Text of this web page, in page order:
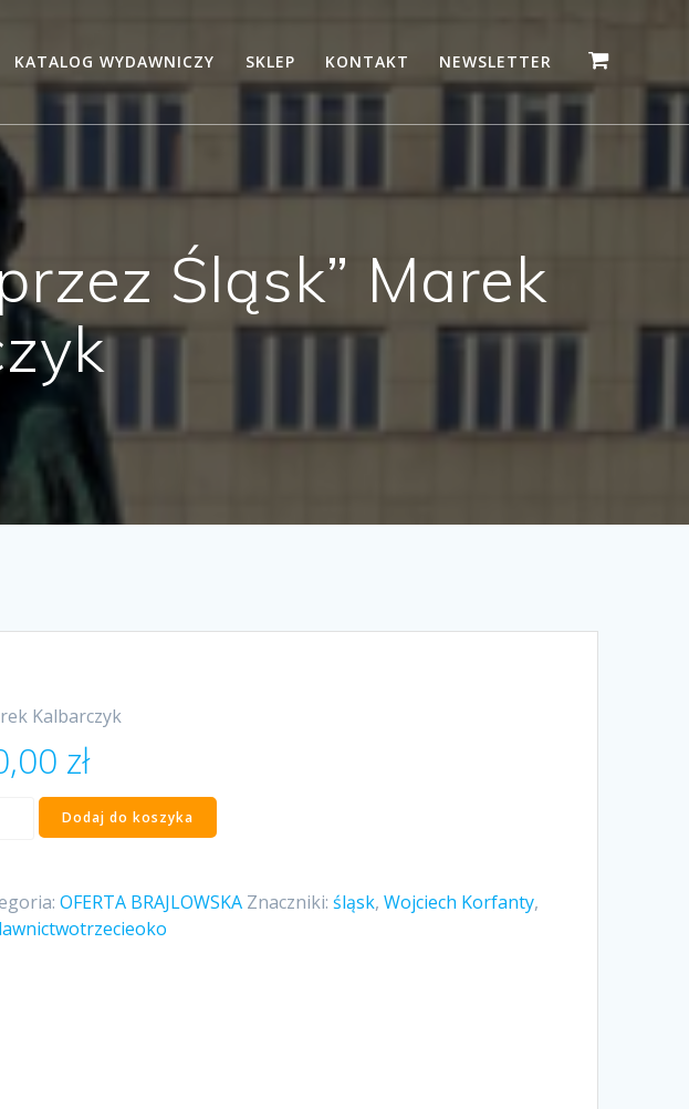
KATALOG WYDAWNICZY SKLEP KONTAKT NEWSLETTER
Śląsk” Marek
Kalbarczyk
zł
Dodaj do koszyka
OFERTA BRAJLOWSKA Znaczniki: śląsk, Wojciech Korfanty,